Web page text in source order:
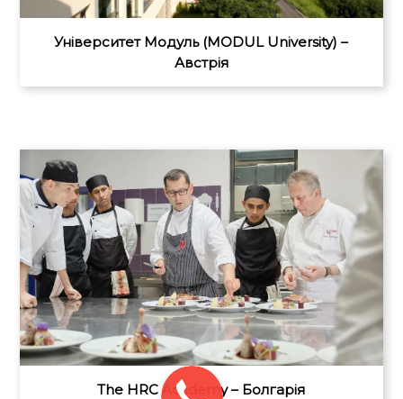
Університет Модуль (MODUL University) –
Австрія
The HRC Academy – Болгарія